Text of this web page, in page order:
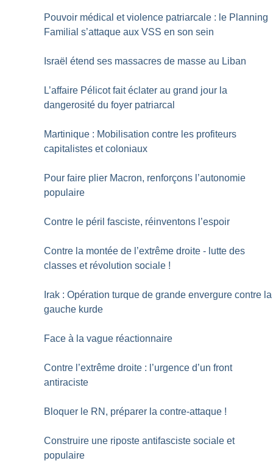
Pouvoir médical et violence patriarcale : le Planning
Familial s’attaque aux VSS en son sein
Israël étend ses massacres de masse au Liban
L’affaire Pélicot fait éclater au grand jour la
dangerosité du foyer patriarcal
Martinique : Mobilisation contre les profiteurs
capitalistes et coloniaux
Pour faire plier Macron, renforçons l’autonomie
populaire
Contre le péril fasciste, réinventons l’espoir
Contre la montée de l’extrême droite - lutte des
classes et révolution sociale !
Irak : Opération turque de grande envergure contre la
gauche kurde
Face à la vague réactionnaire
Contre l’extrême droite : l’urgence d’un front
antiraciste
Bloquer le RN, préparer la contre-attaque !
Construire une riposte antifasciste sociale et
populaire